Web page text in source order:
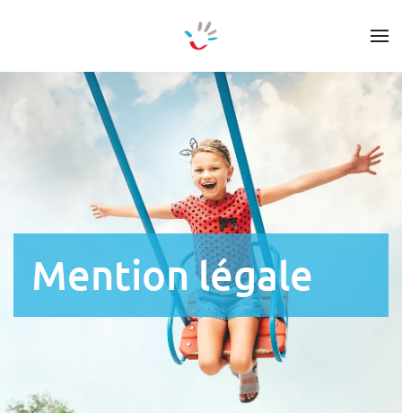
Accéder au contenu principal
Mention légale